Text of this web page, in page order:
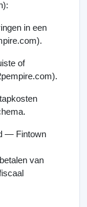
in een
of
— Fintown
van